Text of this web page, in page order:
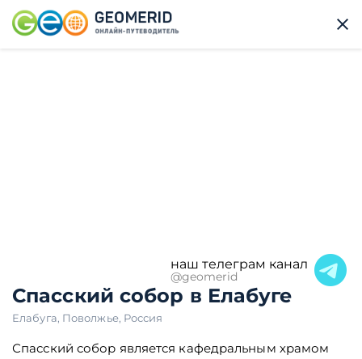
наш телеграм канал
@geomerid
Спасский собор в Елабуге
Елабуга, Поволжье, Россия
Спасский собор является кафедральным храмом